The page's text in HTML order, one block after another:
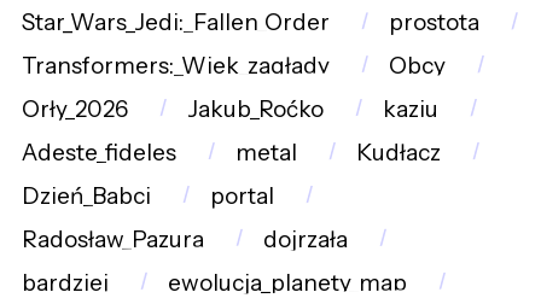
Star_Wars_Jedi:_Fallen_Order
prostota
Transformers:_Wiek_zagłady
Obcy
Orły_2026
Jakub_Roćko
kaziu
Adeste_fideles
metal
Kudłacz
Dzień_Babci
portal
Radosław_Pazura
dojrzała
bardziej
ewolucja_planety_map